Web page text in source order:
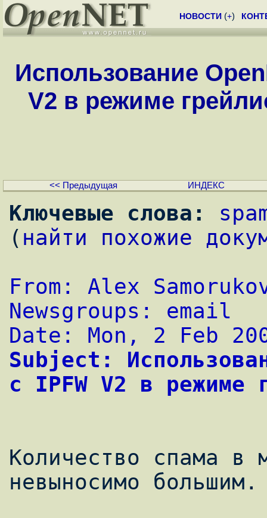
НОВОСТИ (+)
Использование
V2 в режиме
<< Предыдущая ИНДЕКС
Ключевые слова:
( найти похожие
From: Alex
Newsgroups: email
Date: Mon, 2 Feb
Subject:
с IPFW V2 в режиме
Количество спама в
невыносимо